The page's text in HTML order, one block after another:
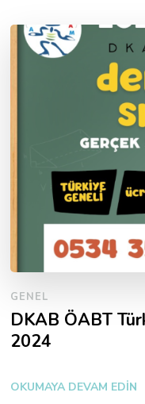
GENEL
DKAB ÖABT
2024
OKUMAYA DEVAM EDIN